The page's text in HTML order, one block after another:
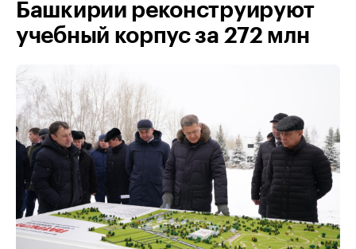
Башкирии реконструируют
учебный корпус за 272 млн